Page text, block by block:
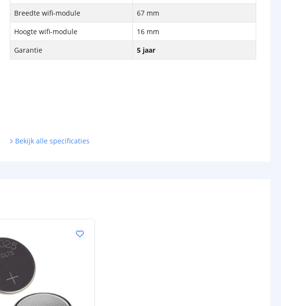
Breedte wifi-module
67 mm
Hoogte wifi-module
16 mm
Garantie
5 jaar
Bekijk alle specificaties